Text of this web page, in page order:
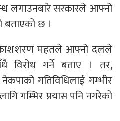
लगाउनबारे सरकारले आफ्नो
छ ।
महतले आफ्नो दलले
विरोध गर्ने बताए । तर,
गतिविधिलाई गम्भीर
गम्भिर प्रयास पनि नगरेको